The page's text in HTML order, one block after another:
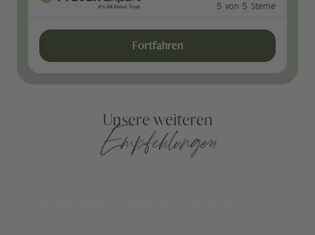
5 von 5 Sterne
Fortfahren
Unsere weiteren
Empfehlungen